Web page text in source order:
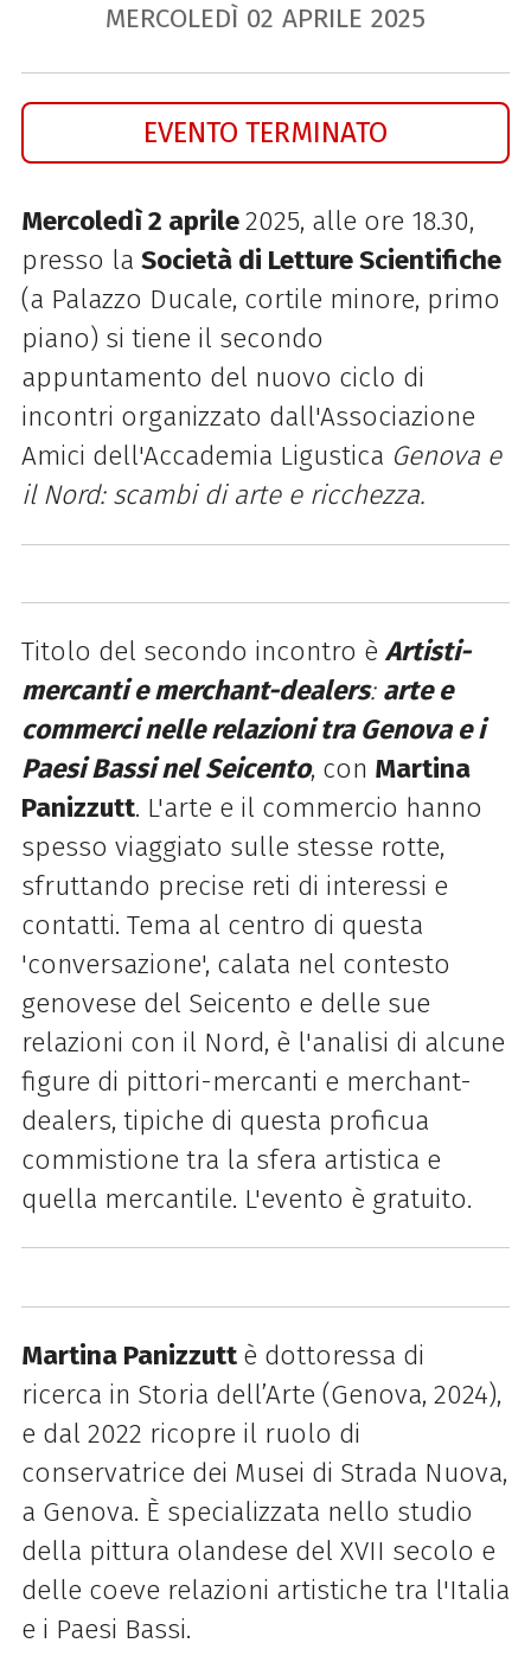
MERCOLEDÌ 02 APRILE 2025
EVENTO TERMINATO
Mercoledì 2 aprile2025, alle ore 18.30,
presso la Società di Letture Scientifiche
(a Palazzo Ducale, cortile minore, primo
piano) si tiene il secondo
appuntamento del nuovo ciclo di
incontri organizzato dall'Associazione
Amici dell'Accademia Ligustica Genova e
il Nord: scambi di arte e ricchezza.
Titolo del secondo incontro è Artisti-
mercanti e merchant-dealers: arte e
commerci nelle relazioni tra Genova e i
Paesi Bassi nel Seicento, con Martina
Panizzutt. L'arte e il commercio hanno
spesso viaggiato sulle stesse rotte,
sfruttando precise reti di interessi e
contatti. Tema al centro di questa
'conversazione', calata nel contesto
genovese del Seicento e delle sue
relazioni con il Nord, è l'analisi di alcune
figure di pittori-mercanti e merchant-
dealers, tipiche di questa proficua
commistione tra la sfera artistica e
quella mercantile. L'evento è gratuito.
Martina Panizzutt è dottoressa di
ricerca in Storia dell’Arte (Genova, 2024),
e dal 2022 ricopre il ruolo di
conservatrice dei Musei di Strada Nuova,
a Genova. È specializzata nello studio
della pittura olandese del XVII secolo e
delle coeve relazioni artistiche tra l'Italia
e i Paesi Bassi.